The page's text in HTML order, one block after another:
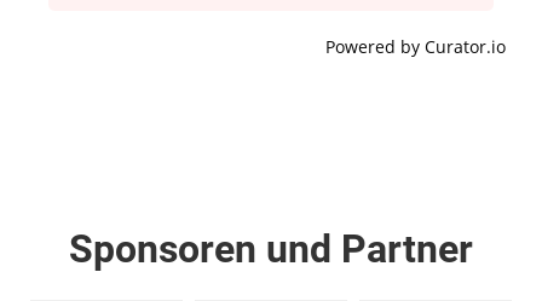
Powered by Curator.io
Sponsoren und Partner